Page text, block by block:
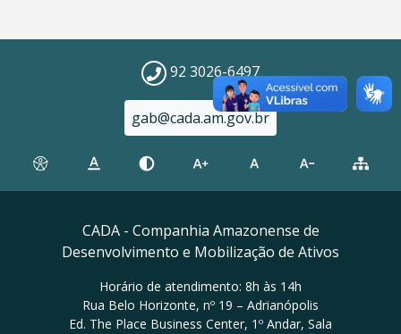
92 3026-6497
gab@cada.am.gov.br
CADA - Companhia Amazonense de
Desenvolvimento e Mobilização de Ativos
Horário de atendimento: 8h às 14h
Rua Belo Horizonte, nº 19 – Adrianópolis
Ed. The Place Business Center, 1º Andar, Sala